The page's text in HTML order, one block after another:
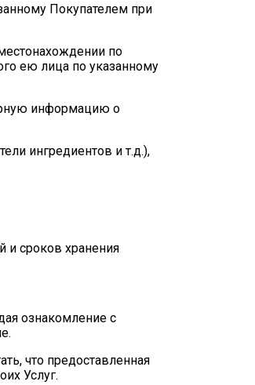
Покупателем при
по
ею лица по указанному
информацию о
ингредиентов и т.д.),
и сроков хранения
ознакомление с
что предоставленная
Услуг.